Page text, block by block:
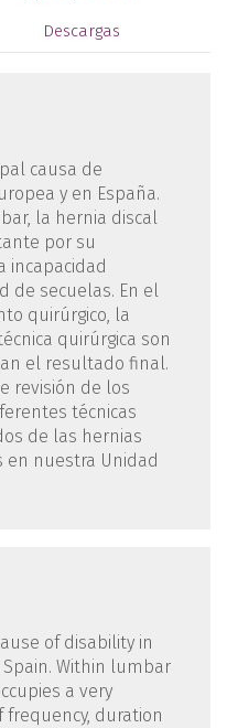
Descargas
causa de
y en España.
la hernia discal
por su
incapacidad
de secuelas. En el
quirúrgico, la
quirúrgica son
el resultado final.
revisión de los
técnicas
de las hernias
nuestra Unidad
of disability in
Within lumbar
a very
duration